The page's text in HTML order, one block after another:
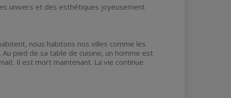
univers et des esthétiques joyeusement
nous habitons nos villes comme les
pied de sa table de cuisine, un homme est
Il est mort maintenant. La vie continue.